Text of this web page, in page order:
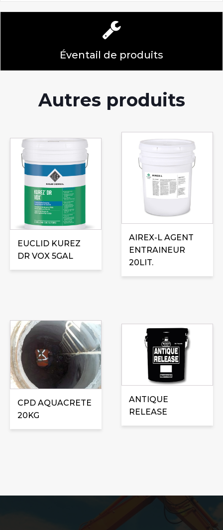
Éventail de produits
Autres produits
EUCLID KUREZ
DR VOX 5GAL
AIREX-L AGENT
ENTRAINEUR
20LIT.
CPD AQUACRETE
20KG
ANTIQUE
RELEASE
produit
plusieurs
variations.
options
peuvent